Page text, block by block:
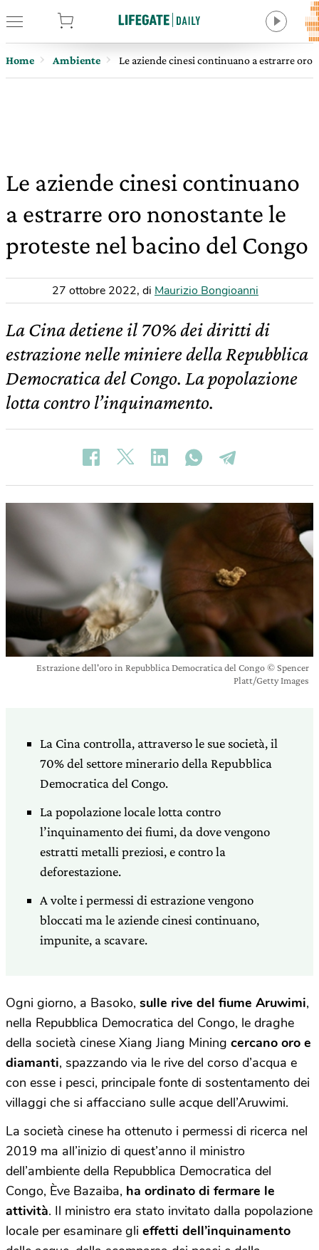
Home Ambiente Le aziende cinesi continuano a estrarre oro
Le aziende cinesi continuano
a estrarre oro nonostante le
proteste nel bacino del Congo
27 ottobre 2022, di Maurizio Bongioanni
La Cina detiene il 70% dei diritti di
estrazione nelle miniere della Repubblica
Democratica del Congo. La popolazione
lotta contro l’inquinamento.
Estrazione dell'oro in Repubblica Democratica del Congo © Spencer
Platt/Getty Images
La Cina controlla, attraverso le sue società, il
70% del settore minerario della Repubblica
Democratica del Congo.
La popolazione locale lotta contro
l’inquinamento dei fiumi, da dove vengono
estratti metalli preziosi, e contro la
deforestazione.
A volte i permessi di estrazione vengono
bloccati ma le aziende cinesi continuano,
impunite, a scavare.
Ogni giorno, a Basoko, sulle rive del fiume Aruwimi,
nella Repubblica Democratica del Congo, le draghe
della società cinese Xiang Jiang Mining cercano oro e
diamanti, spazzando via le rive del corso d’acqua e
con esse i pesci, principale fonte di sostentamento dei
villaggi che si affacciano sulle acque dell’Aruwimi.
La società cinese ha ottenuto i permessi di ricerca nel
2019 ma all’inizio di quest’anno il ministro
dell’ambiente della Repubblica Democratica del
Congo, Ève Bazaiba, ha ordinato di fermare le
attività. Il ministro era stato invitato dalla popolazione
locale per esaminare gli effetti dell’inquinamento